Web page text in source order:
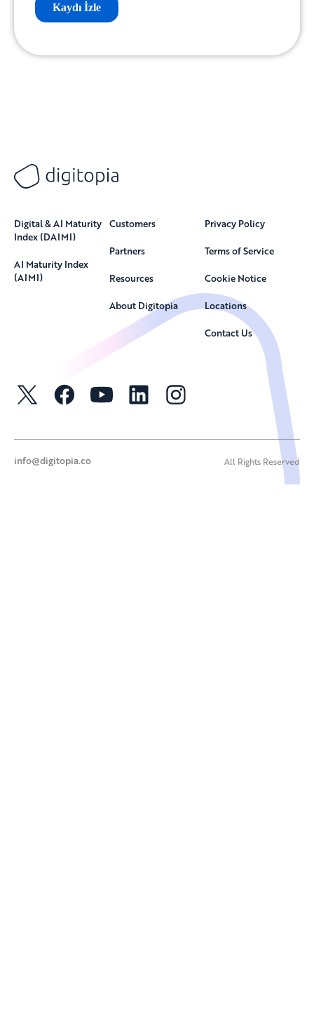
Digital & AI Maturity
Index (DAIMI)
AI Maturity Index
(AIMI)
Customers
Partners
Resources
About Digitopia
Privacy Policy
Terms of Service
Cookie Notice
Locations
Contact Us
info@digitopia.co All Rights Reserved